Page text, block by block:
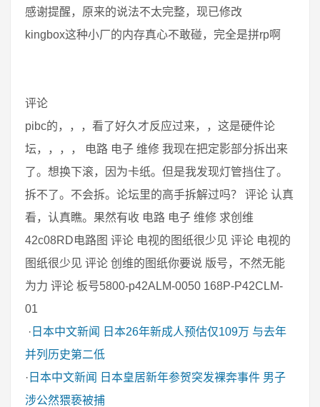
感谢提醒，原来的说法不太完整，现已修改
kingbox这种小厂的内存真心不敢碰，完全是拼rp啊
评论
pibc的，，，看了好久才反应过来，，这是硬件论
坛，，，， 电路 电子 维修 我现在把定影部分拆出来
了。想换下滚，因为卡纸。但是我发现灯管挡住了。
拆不了。不会拆。论坛里的高手拆解过吗？ 评论 认真
看，认真瞧。果然有收 电路 电子 维修 求创维
42c08RD电路图 评论 电视的图纸很少见 评论 电视的
图纸很少见 评论 创维的图纸你要说 版号，不然无能
为力 评论 板号5800-p42ALM-0050 168P-P42CLM-
01
· 日本中文新闻
日本26年新成人预估仅109万 与去年
并列历史第二低
· 日本中文新闻
日本皇居新年参贺突发裸奔事件 男子
涉公然猥亵被捕